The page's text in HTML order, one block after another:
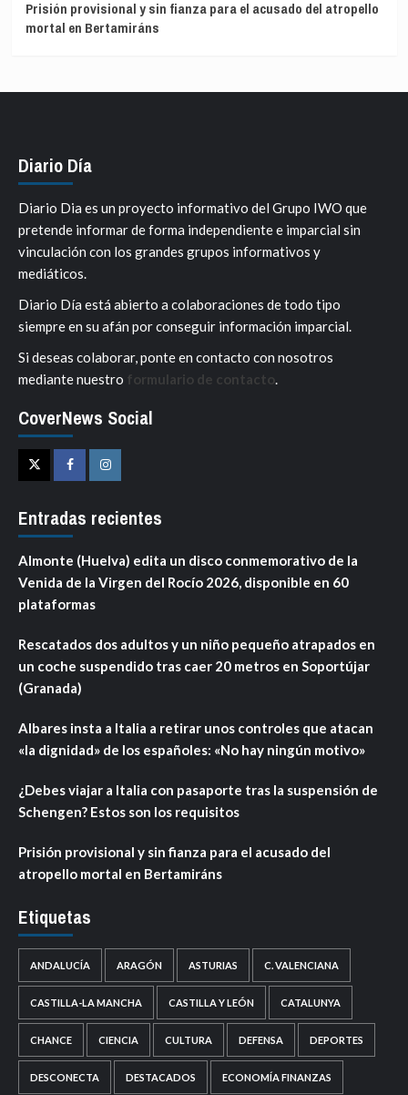
Prisión provisional y sin fianza para el acusado del atropello
mortal en Bertamiráns
Diario Día
Diario Dia es un proyecto informativo del Grupo IWO que
pretende informar de forma independiente e imparcial sin
vinculación con los grandes grupos informativos y
mediáticos.
Diario Día está abierto a colaboraciones de todo tipo
siempre en su afán por conseguir información imparcial.
Si deseas colaborar, ponte en contacto con nosotros
mediante nuestro formulario de contacto.
CoverNews Social
TwitterFacebookInstagram
Entradas recientes
Almonte (Huelva) edita un disco conmemorativo de la
Venida de la Virgen del Rocío 2026, disponible en 60
plataformas
Rescatados dos adultos y un niño pequeño atrapados en
un coche suspendido tras caer 20 metros en Soportújar
(Granada)
Albares insta a Italia a retirar unos controles que atacan
«la dignidad» de los españoles: «No hay ningún motivo»
¿Debes viajar a Italia con pasaporte tras la suspensión de
Schengen? Estos son los requisitos
Prisión provisional y sin fianza para el acusado del
atropello mortal en Bertamiráns
Etiquetas
ANDALUCÍA ARAGÓN ASTURIAS C. VALENCIANA
CASTILLA-LA MANCHA CASTILLA Y LEÓN CATALUNYA
CHANCE CIENCIA CULTURA DEFENSA DEPORTES
DESCONECTA DESTACADOS ECONOMÍA FINANZAS